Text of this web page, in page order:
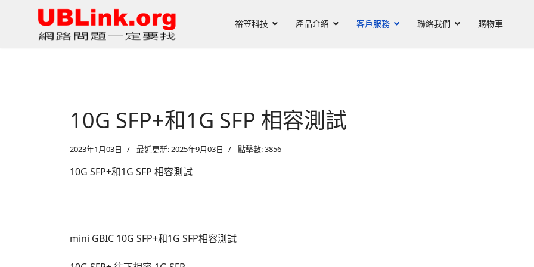
裕笠科技 產品介紹 客戶服務 聯絡我們 購物車
10G SFP+和1G SFP 相容測試
2023年1月03日 最近更新: 2025年9月03日 點擊數: 3856
10G SFP+和1G SFP 相容測試
mini GBIC 10G SFP+和1G SFP相容測試